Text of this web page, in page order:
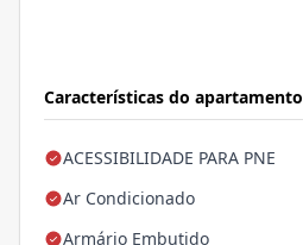
Características do apartamento
ACESSIBILIDADE PARA PNE
Ar Condicionado
Armário Embutido